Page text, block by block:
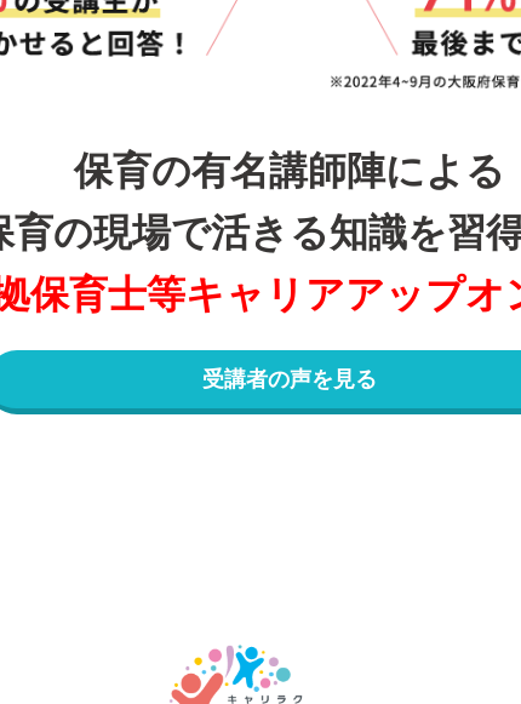
保育の有名講師陣による
育の現場で活きる知識を習
保育士等キャリアアップオ
受講者の声を見る